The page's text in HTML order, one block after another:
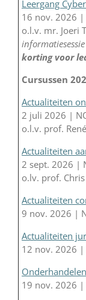
Leergang
16 nov. 2026 |
o.l.v. mr. Joeri
korting voor
Cursussen
Actualiteiten
2 juli 2026 |
o.l.v. prof.
Actualiteiten
2 sept. 2026 |
o.lv. prof. Chris
Actualiteiten
9 nov. 2026 |
Actualiteiten
12 nov. 2026 |
19 nov. 2026 |